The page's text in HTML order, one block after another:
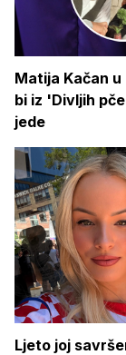
Matija Kačan
bi iz 'Divljih
jede
Ljeto joj